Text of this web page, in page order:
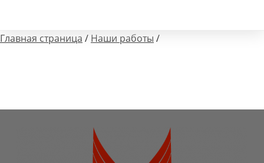
Главная страница / Наши работы /